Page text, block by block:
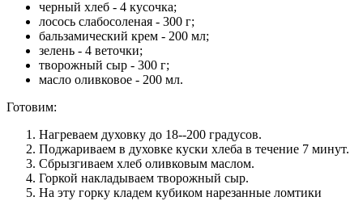
черный хлеб - 4 кусочка;
лосось слабосоленая - 300 г;
бальзамический крем - 200 мл;
зелень - 4 веточки;
творожный сыр - 300 г;
масло оливковое - 200 мл.
Готовим:
Нагреваем духовку до 18--200 градусов.
Поджариваем в духовке куски хлеба в течение 7 минут.
Сбрызгиваем хлеб оливковым маслом.
Горкой накладываем творожный сыр.
На эту горку кладем кубиком нарезанные ломтики